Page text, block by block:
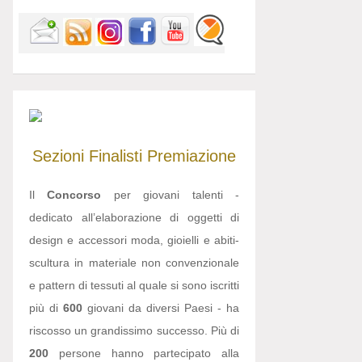
Sezioni Finalisti Premiazione
IlConcorso per giovani talenti -
dedicato all’elaborazione di oggetti di
design e accessori moda, gioielli e abiti-
scultura in materiale non convenzionale
e pattern di tessuti al quale si sono iscritti
più di 600 giovani da diversi Paesi - ha
riscosso un grandissimo successo. Più di
200 persone hanno partecipato alla